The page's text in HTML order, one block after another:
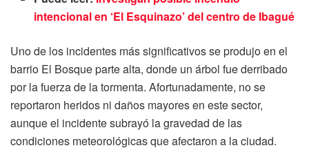
intencional en ‘El Esquinazo’ del centro de Ibagué
Uno de los incidentes más significativos se produjo en el
barrio El Bosque parte alta, donde un árbol fue derribado
por la fuerza de la tormenta. Afortunadamente, no se
reportaron heridos ni daños mayores en este sector,
aunque el incidente subrayó la gravedad de las
condiciones meteorológicas que afectaron a la ciudad.